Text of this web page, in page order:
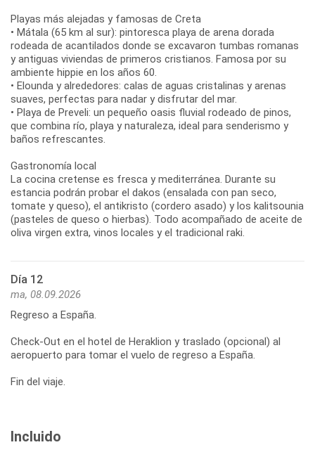
Playas más alejadas y famosas de Creta
• Mátala (65 km al sur): pintoresca playa de arena dorada
rodeada de acantilados donde se excavaron tumbas romanas
y antiguas viviendas de primeros cristianos. Famosa por su
ambiente hippie en los años 60.
• Elounda y alrededores: calas de aguas cristalinas y arenas
suaves, perfectas para nadar y disfrutar del mar.
• Playa de Preveli: un pequeño oasis fluvial rodeado de pinos,
que combina río, playa y naturaleza, ideal para senderismo y
baños refrescantes.
Gastronomía local
La cocina cretense es fresca y mediterránea. Durante su
estancia podrán probar el dakos (ensalada con pan seco,
tomate y queso), el antikristo (cordero asado) y los kalitsounia
(pasteles de queso o hierbas). Todo acompañado de aceite de
oliva virgen extra, vinos locales y el tradicional raki.
Día 12
ma, 08.09.2026
Regreso a España.
Check-Out en el hotel de Heraklion y traslado (opcional) al
aeropuerto para tomar el vuelo de regreso a España.
Fin del viaje.
Incluido